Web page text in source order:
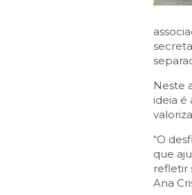
Neste
ideia é
“O
que
refletir
Ana